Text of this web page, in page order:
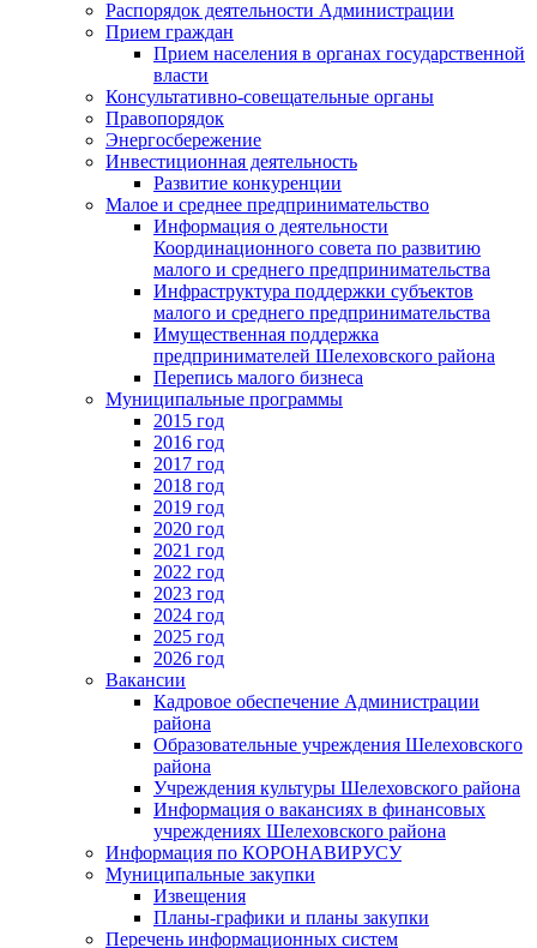
Распорядок деятельности Администрации
Прием граждан
Прием населения в органах государственной
власти
Консультативно-совещательные органы
Правопорядок
Энергосбережение
Инвестиционная деятельность
Развитие конкуренции
Малое и среднее предпринимательство
Информация о деятельности
Координационного совета по развитию
малого и среднего предпринимательства
Инфраструктура поддержки субъектов
малого и среднего предпринимательства
Имущественная поддержка
предпринимателей Шелеховского района
Перепись малого бизнеса
Муниципальные программы
2015 год
2016 год
2017 год
2018 год
2019 год
2020 год
2021 год
2022 год
2023 год
2024 год
2025 год
2026 год
Вакансии
Кадровое обеспечение Администрации
района
Образовательные учреждения Шелеховского
района
Учреждения культуры Шелеховского района
Информация о вакансиях в финансовых
учреждениях Шелеховского района
Информация по КОРОНАВИРУСУ
Муниципальные закупки
Извещения
Планы-графики и планы закупки
Перечень информационных систем